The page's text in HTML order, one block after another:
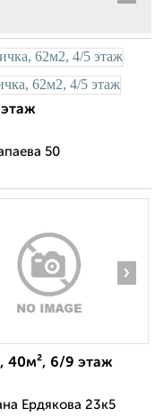
50
›
40м², 6/9 этаж
Ердякова 23к5